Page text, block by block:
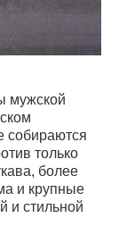
мужской
собираются
только
более
и крупные
и стильной